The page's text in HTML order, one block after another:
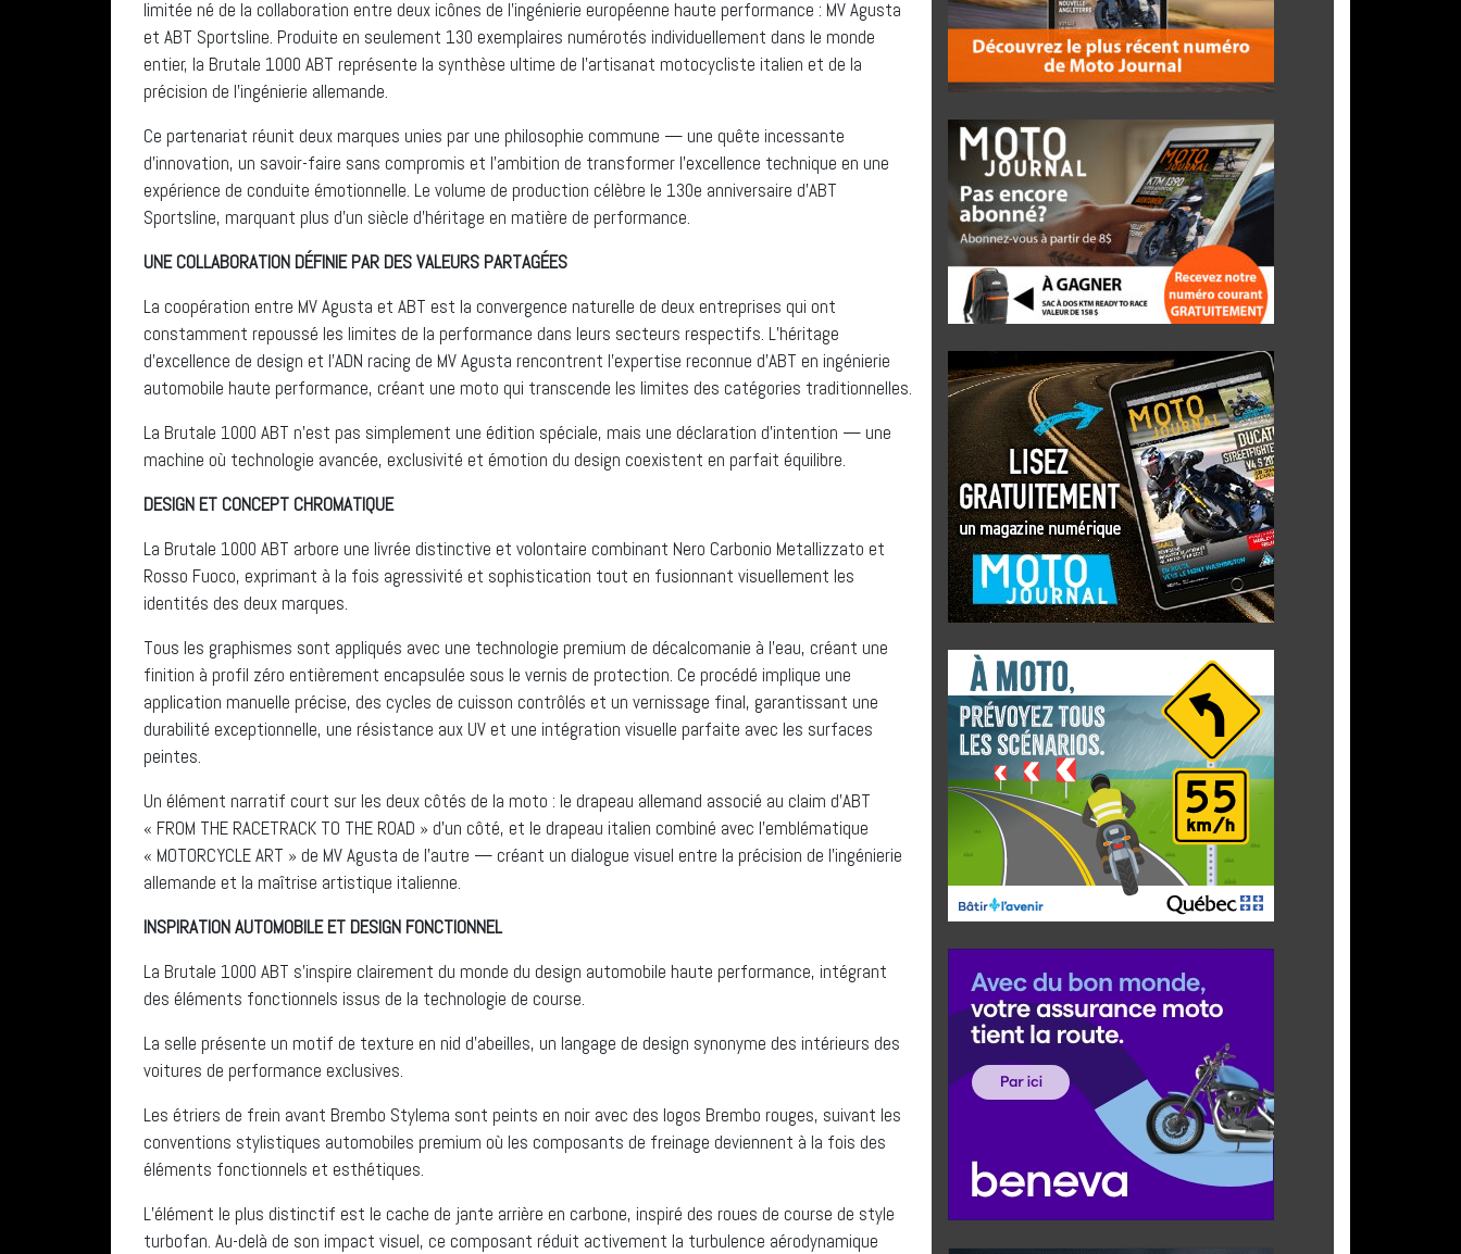
limitée né de la collaboration entre deux icônes de l’ingénierie européenne haute performance : MV Agusta
et ABT Sportsline. Produite en seulement 130 exemplaires numérotés individuellement dans le monde
entier, la Brutale 1000 ABT représente la synthèse ultime de l’artisanat motocycliste italien et de la
précision de l’ingénierie allemande.
Ce partenariat réunit deux marques unies par une philosophie commune — une quête incessante
d’innovation, un savoir-faire sans compromis et l’ambition de transformer l’excellence technique en une
expérience de conduite émotionnelle. Le volume de production célèbre le 130e anniversaire d’ABT
Sportsline, marquant plus d’un siècle d’héritage en matière de performance.
UNE COLLABORATION DÉFINIE PAR DES VALEURS PARTAGÉES
La coopération entre MV Agusta et ABT est la convergence naturelle de deux entreprises qui ont
constamment repoussé les limites de la performance dans leurs secteurs respectifs. L’héritage
d’excellence de design et l’ADN racing de MV Agusta rencontrent l’expertise reconnue d’ABT en ingénierie
automobile haute performance, créant une moto qui transcende les limites des catégories traditionnelles.
La Brutale 1000 ABT n’est pas simplement une édition spéciale, mais une déclaration d’intention — une
machine où technologie avancée, exclusivité et émotion du design coexistent en parfait équilibre.
DESIGN ET CONCEPT CHROMATIQUE
La Brutale 1000 ABT arbore une livrée distinctive et volontaire combinant Nero Carbonio Metallizzato et
Rosso Fuoco, exprimant à la fois agressivité et sophistication tout en fusionnant visuellement les
identités des deux marques.
Tous les graphismes sont appliqués avec une technologie premium de décalcomanie à l’eau, créant une
finition à profil zéro entièrement encapsulée sous le vernis de protection. Ce procédé implique une
application manuelle précise, des cycles de cuisson contrôlés et un vernissage final, garantissant une
durabilité exceptionnelle, une résistance aux UV et une intégration visuelle parfaite avec les surfaces
peintes.
Un élément narratif court sur les deux côtés de la moto : le drapeau allemand associé au claim d’ABT
« FROM THE RACETRACK TO THE ROAD » d’un côté, et le drapeau italien combiné avec l’emblématique
« MOTORCYCLE ART » de MV Agusta de l’autre — créant un dialogue visuel entre la précision de l’ingénierie
allemande et la maîtrise artistique italienne.
INSPIRATION AUTOMOBILE ET DESIGN FONCTIONNEL
La Brutale 1000 ABT s’inspire clairement du monde du design automobile haute performance, intégrant
des éléments fonctionnels issus de la technologie de course.
La selle présente un motif de texture en nid d’abeilles, un langage de design synonyme des intérieurs des
voitures de performance exclusives.
Les étriers de frein avant Brembo Stylema sont peints en noir avec des logos Brembo rouges, suivant les
conventions stylistiques automobiles premium où les composants de freinage deviennent à la fois des
éléments fonctionnels et esthétiques.
L’élément le plus distinctif est le cache de jante arrière en carbone, inspiré des roues de course de style
turbofan. Au-delà de son impact visuel, ce composant réduit activement la turbulence aérodynamique